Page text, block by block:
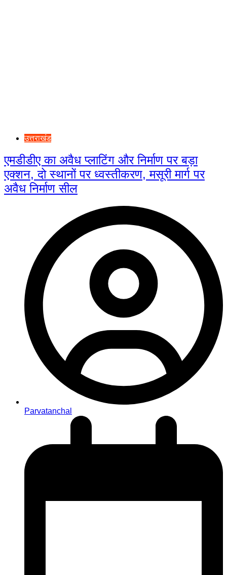
उत्तराखंड
एमडीडीए का अवैध प्लाटिंग और निर्माण पर बड़ा
एक्शन, दो स्थानों पर ध्वस्तीकरण, मसूरी मार्ग पर
अवैध निर्माण सील
Parvatanchal